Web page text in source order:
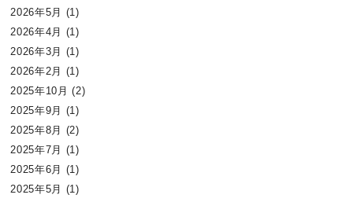
2026年5月 (1)
2026年4月 (1)
2026年3月 (1)
2026年2月 (1)
2025年10月 (2)
2025年9月 (1)
2025年8月 (2)
2025年7月 (1)
2025年6月 (1)
2025年5月 (1)